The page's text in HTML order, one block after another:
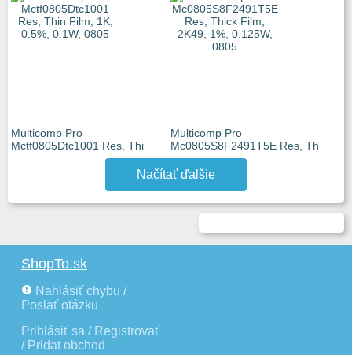
Multicomp Pro
Mctf0805Dtc1001 Res, Thi
Multicomp Pro
Mc0805S8F2491T5E Res, Th
Načítať ďalšie
ShopTo.sk
Nahlásiť chybu /
Poslať otázku
Prihlásiť sa / Registrovať
/ Pridat obchod